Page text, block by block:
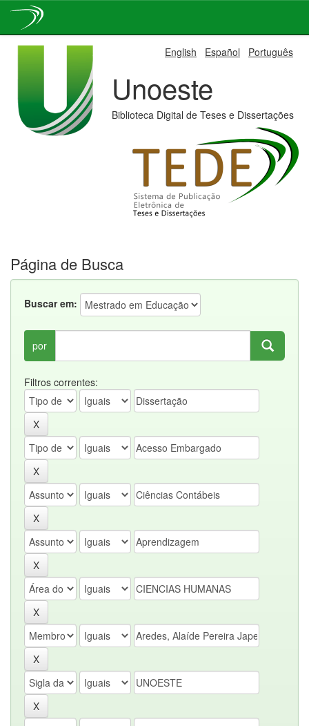
English Español Português
Unoeste
Biblioteca Digital de Teses e Dissertações
Página de Busca
Buscar em:
por
Filtros correntes: